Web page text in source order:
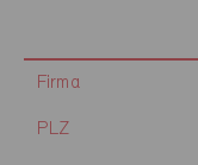
Firma
PLZ